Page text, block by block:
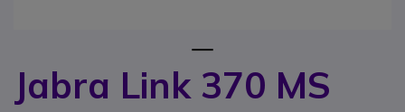
Jabra Link 370 MS
Saltar para o início da Galeria de imagens